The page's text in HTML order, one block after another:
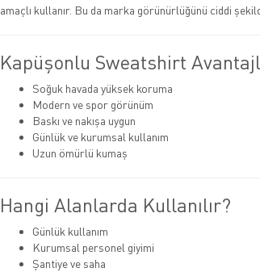
amaçlı kullanır. Bu da marka görünürlüğünü ciddi
Kapüşonlu Sweatshirt
Soğuk havada yüksek koruma
Modern ve spor görünüm
Baskı ve nakışa uygun
Günlük ve kurumsal kullanım
Uzun ömürlü kumaş
Hangi Alanlarda Kullanılır?
Günlük kullanım
Kurumsal personel giyimi
Şantiye ve saha